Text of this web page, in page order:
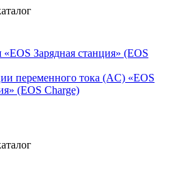
Зарядная станция» (EOS
переменного тока (AC) «EOS
(EOS Charge)